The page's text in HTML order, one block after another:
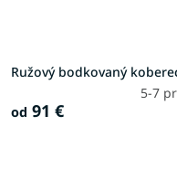
Ružový bodkovaný
5-7
od 91 €